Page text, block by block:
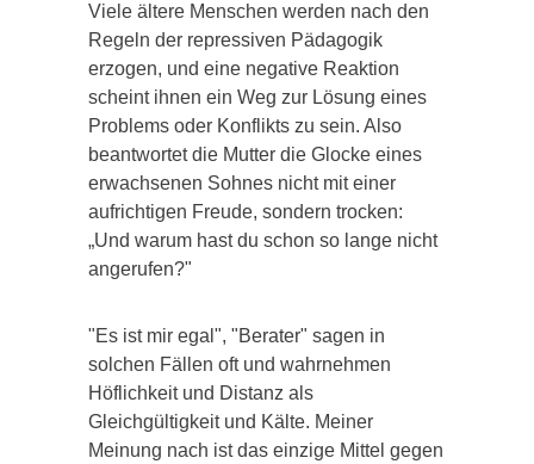
Viele ältere Menschen werden nach den
Regeln der repressiven Pädagogik
erzogen, und eine negative Reaktion
scheint ihnen ein Weg zur Lösung eines
Problems oder Konflikts zu sein. Also
beantwortet die Mutter die Glocke eines
erwachsenen Sohnes nicht mit einer
aufrichtigen Freude, sondern trocken:
„Und warum hast du schon so lange nicht
angerufen?"
"Es ist mir egal", "Berater" sagen in
solchen Fällen oft und wahrnehmen
Höflichkeit und Distanz als
Gleichgültigkeit und Kälte. Meiner
Meinung nach ist das einzige Mittel gegen